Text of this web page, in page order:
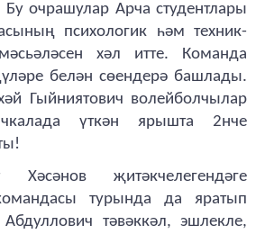
очрашулар Арча студентлары
психологик һәм техник-
хәл итте. Команда
белән сөендерә башлады.
Гыйниятович волейболчылар
үткән ярышта 2нче
җитәкчелегендәге
турында да яратып
тәвәккәл, эшлекле,